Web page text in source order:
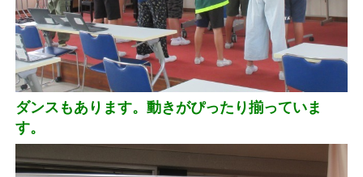
ダンスもあります。動きがぴったり揃っていま
す。